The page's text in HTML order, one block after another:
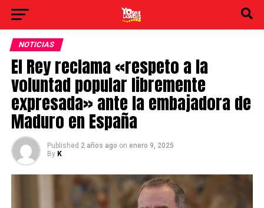
NOTICIAS
El Rey reclama «respeto a la
voluntad popular libremente
expresada» ante la embajadora de
Maduro en España
Published 2 años ago on enero 9, 2025
By K